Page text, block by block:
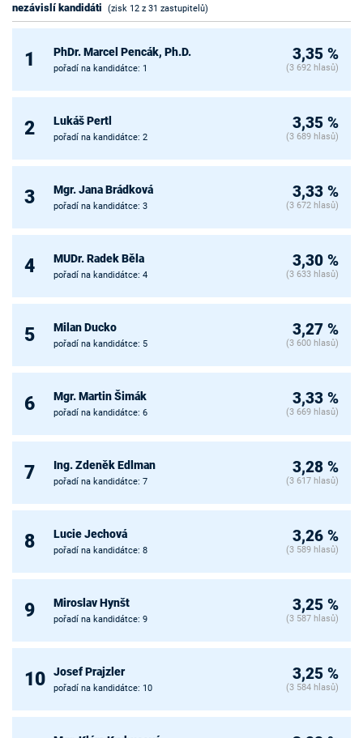
nezávislí kandidáti
(zisk 12 z 31 zastupitelů)
1 PhDr. Marcel Pencák, Ph.D.
pořadí na kandidátce: 1
3,35 %
(3 692 hlasů)
2 Lukáš Pertl
pořadí na kandidátce: 2
3,35 %
(3 689 hlasů)
3 Mgr. Jana Brádková
pořadí na kandidátce: 3
3,33 %
(3 672 hlasů)
4 MUDr. Radek Běla
pořadí na kandidátce: 4
3,30 %
(3 633 hlasů)
5 Milan Ducko
pořadí na kandidátce: 5
3,27 %
(3 600 hlasů)
6 Mgr. Martin Šimák
pořadí na kandidátce: 6
3,33 %
(3 669 hlasů)
7 Ing. Zdeněk Edlman
pořadí na kandidátce: 7
3,28 %
(3 617 hlasů)
8 Lucie Jechová
pořadí na kandidátce: 8
3,26 %
(3 589 hlasů)
9 Miroslav Hynšt
pořadí na kandidátce: 9
3,25 %
(3 587 hlasů)
10 Josef Prajzler
pořadí na kandidátce: 10
3,25 %
(3 584 hlasů)